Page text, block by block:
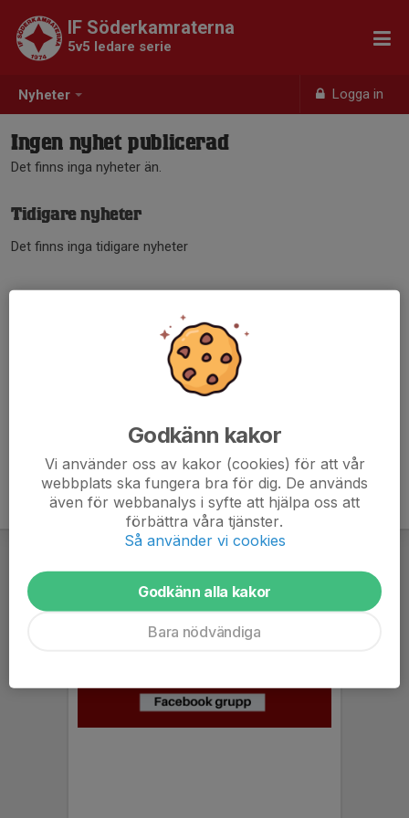
Nyheter Logga in
IF Söderkamraterna
5v5 ledare serie
Ingen nyhet publicerad
Det finns inga nyheter än.
Tidigare nyheter
Det finns inga tidigare nyheter
Godkänn kakor
Vi använder oss av kakor (cookies) för att vår
webbplats ska fungera bra för dig. De används
även för webbanalys i syfte att hjälpa oss att
förbättra våra tjänster.
Så använder vi cookies
Godkänn alla kakor
Bara nödvändiga